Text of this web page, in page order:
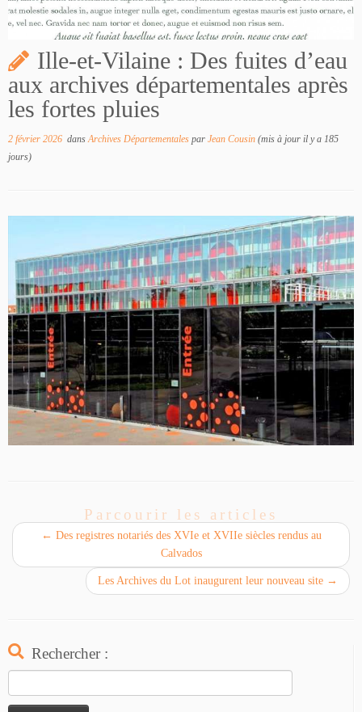
Ille-et-Vilaine : Des fuites d’eau
aux archives départementales après
les fortes pluies
2 février 2026 dansArchives Départementales par Jean Cousin (mis à jour il y a 185
jours)
Parcourir les articles
← Des registres notariés des XVIe et XVIIe siècles rendus au
Calvados
Les Archives du Lot inaugurent leur nouveau site →
Rechercher :